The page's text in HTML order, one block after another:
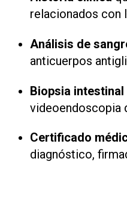
relacionados con
Análisis de
anticuerpos
Biopsia intestinal
videoendoscopia
Certificado
diagnóstico,